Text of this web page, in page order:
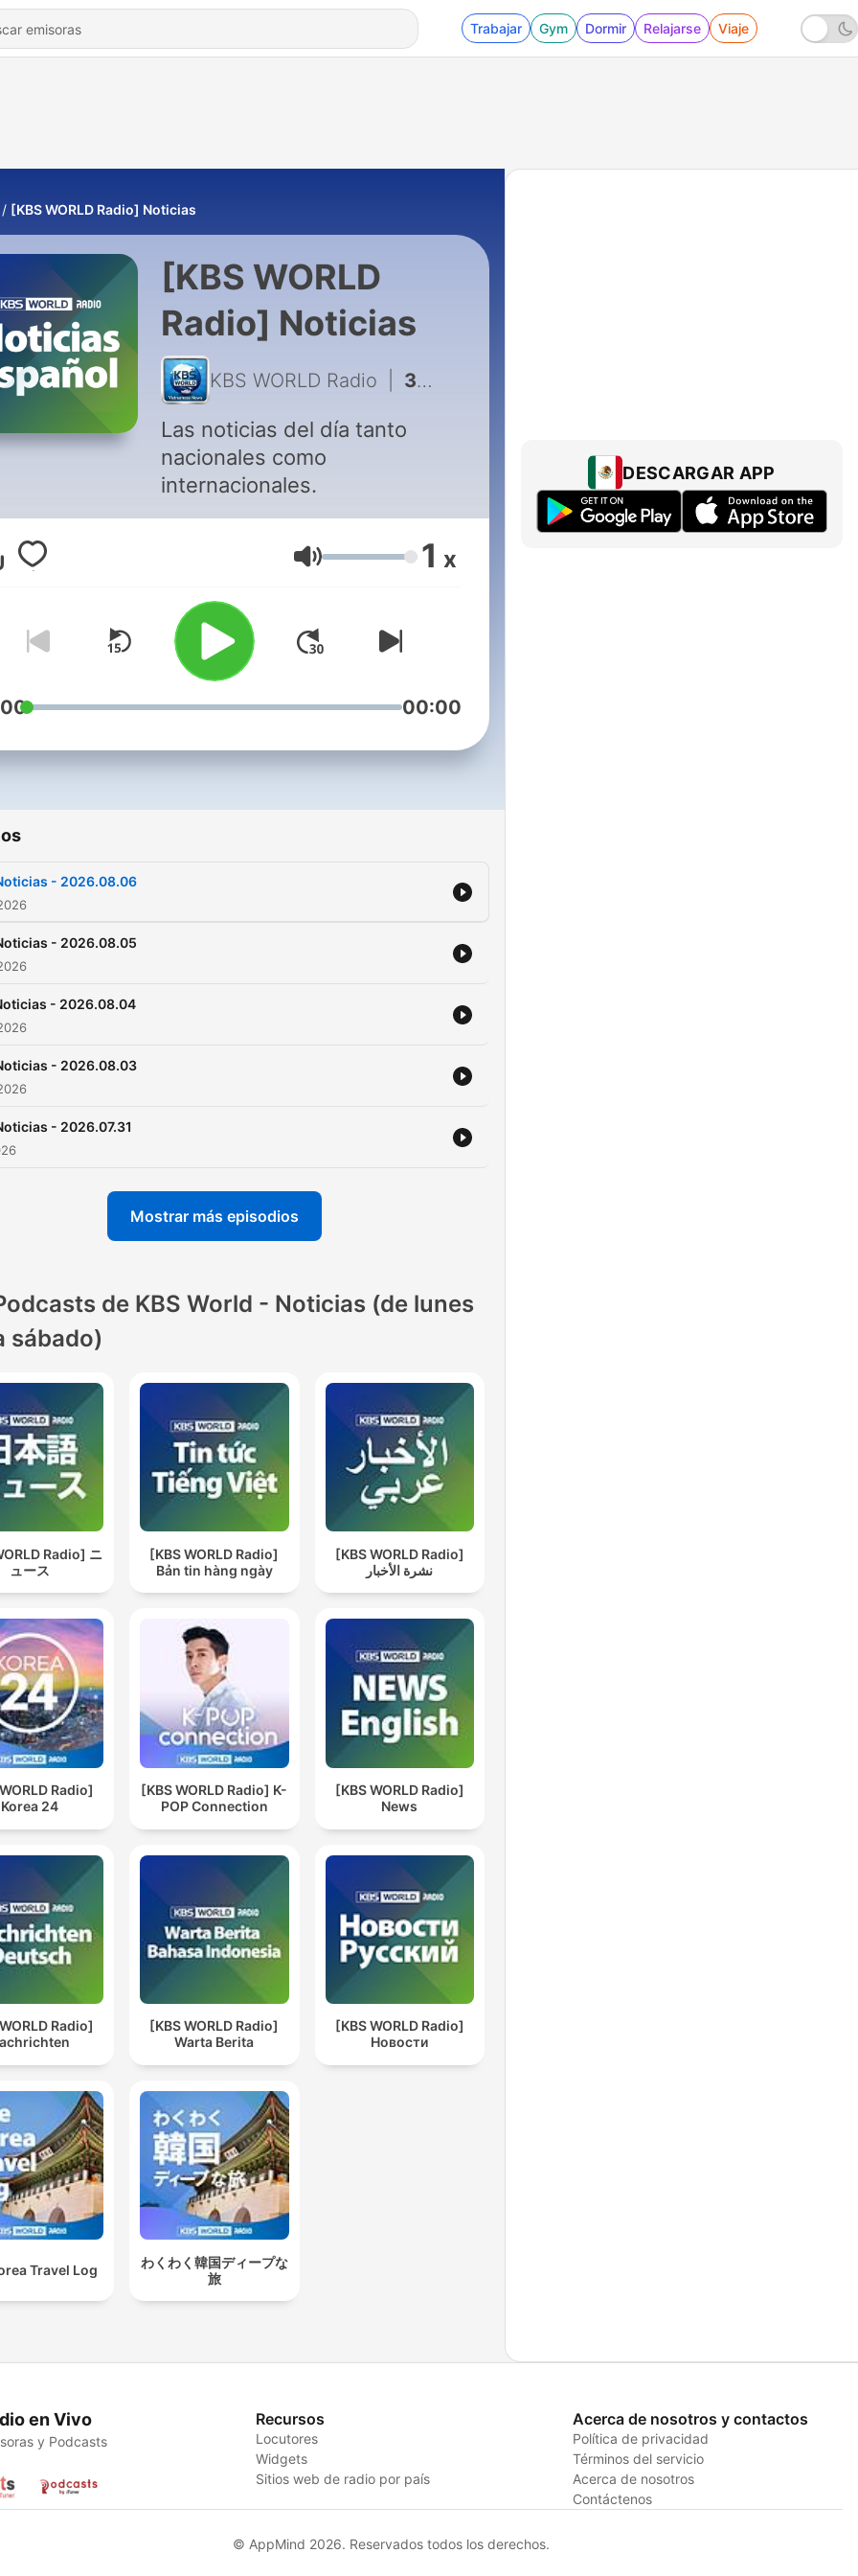
Trabajar Gym Dormir Relajarse Viaje
[KBS WORLD Radio] Noticias
[KBS WORLD
Radio] Noticias
KBS WORLD Radio 3199 - Noticias - 2026.08.06
Las noticias del día tanto
nacionales como
internacionales.
Volumen 1 x
00:00
- 2026.08.06
- 2026.08.05
- 2026.08.04
- 2026.08.03
- 2026.07.31
Mostrar más episodios
de KBS World - Noticias (de lunes
sábado)
Radio] ニ
ュース
[KBS WORLD Radio]
Bản tin hàng ngày
[KBS WORLD Radio]
نشرة الأخبار
Radio]
Korea 24
[KBS WORLD Radio] K-
POP Connection
[KBS WORLD Radio]
News
Radio]
[KBS WORLD Radio]
Warta Berita
[KBS WORLD Radio]
Новости
Travel Log
わくわく韓国ディープな
旅
DESCARGAR APP
en Vivo
y Podcasts
Recursos
Locutores
Widgets
Sitios web de radio por país
Acerca de nosotros y contactos
Política de privacidad
Términos del servicio
Acerca de nosotros
Contáctenos
© AppMind 2026. Reservados todos los derechos.